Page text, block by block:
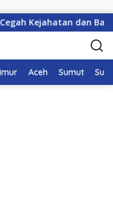
Kejahatan dan
Aceh Sumut